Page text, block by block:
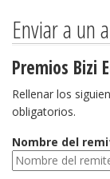
Enviar a un
Premios Bizi
Rellenar los
obligatorios.
Nombre del